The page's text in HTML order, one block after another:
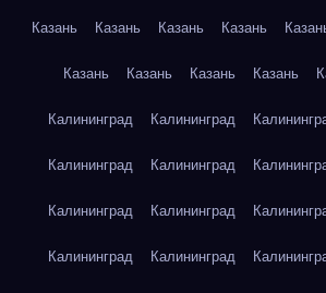
Казань Казань Казань Казань
Казань Казань Казань Казань
Калининград Калининград
Калининград Калининград
Калининград Калининград
Калининград Калининград